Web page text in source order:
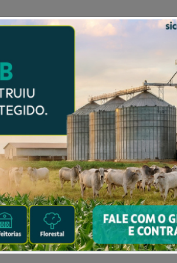
GALERIAS E-SHOP CONTATO
esposa